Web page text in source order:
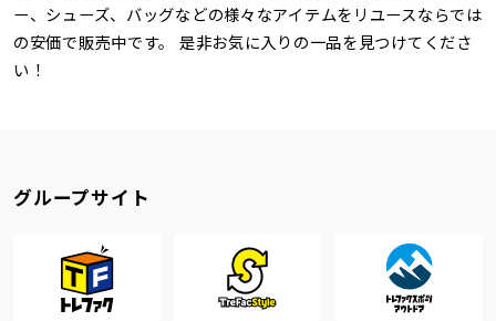
ー、シューズ、バッグなどの様々なアイテムをリユースならでは
の安価で販売中です。 是非お気に入りの一品を見つけてくださ
い！
グループサイト